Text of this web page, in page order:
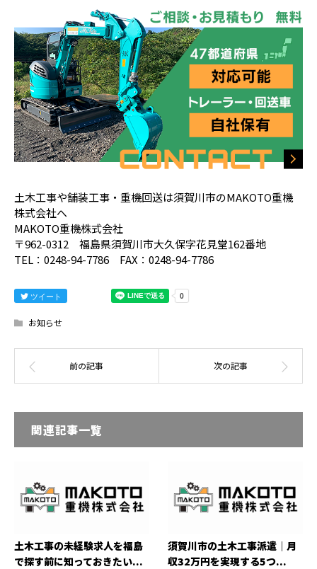
土木工事や舗装工事・重機回送は須賀川市のMAKOTO重機
株式会社へ
MAKOTO重機株式会社
〒962-0312 福島県須賀川市大久保字花見堂162番地
TEL：0248-94-7786 FAX：0248-94-7786
ツイート
お知らせ
関連記事一覧
土木工事の未経験求人を福島
で探す前に知っておきたい...
須賀川市の土木工事派遣｜月
収32万円を実現する5つ...